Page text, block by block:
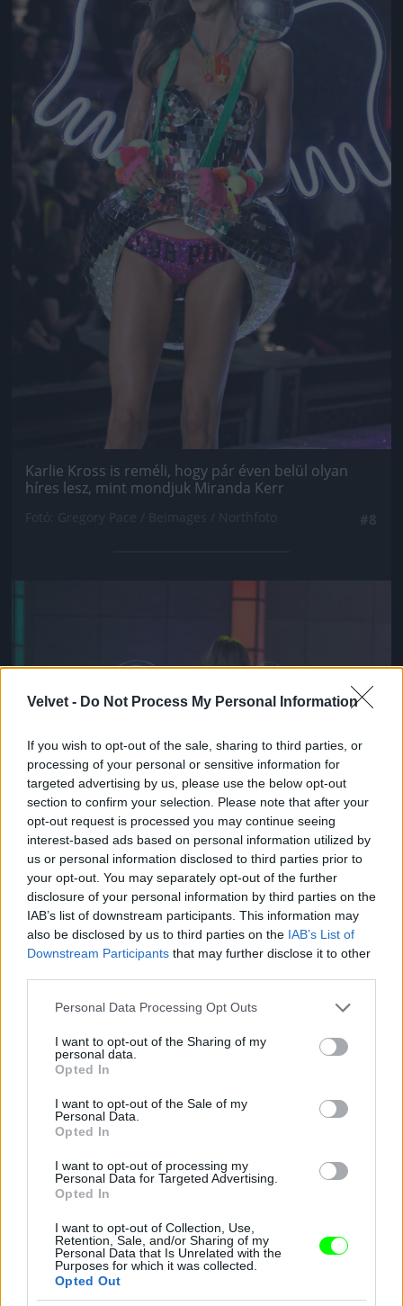
Velvet - Do Not Process My Personal Information
If you wish to opt-out of the sale, sharing to third parties, or
processing of your personal or sensitive information for
targeted advertising by us, please use the below opt-out
section to confirm your selection. Please note that after your
opt-out request is processed you may continue seeing
interest-based ads based on personal information utilized by
us or personal information disclosed to third parties prior to
your opt-out. You may separately opt-out of the further
disclosure of your personal information by third parties on the
IAB’s list of downstream participants. This information may
also be disclosed by us to third parties on the IAB’s List of
Downstream Participants that may further disclose it to other
Please note that this website/app uses one or more Google
not limited to your visit or usage behaviour. You may click to
grant or deny consent to Google and its third-party tags to
use your data for below specified purposes in below Google
consent section.
Personal Data Processing Opt Outs
I want to opt-out of the Sharing of my
personal data.
Opted In
I want to opt-out of the Sale of my
Personal Data.
Opted In
I want to opt-out of processing my
Personal Data for Targeted Advertising.
Opted In
I want to opt-out of Collection, Use,
Retention, Sale, and/or Sharing of my
Personal Data that Is Unrelated with the
Purposes for which it was collected.
Opted Out
Karlie Kross is reméli, hogy pár éven belül olyan
híres lesz, mint mondjuk Miranda Kerr
Jön még kép!
Ez a csillogó izé mindenesetre meglepően sokat
takar a fenekéből
Fotó: Gregory Pace / Beimages / Northfoto